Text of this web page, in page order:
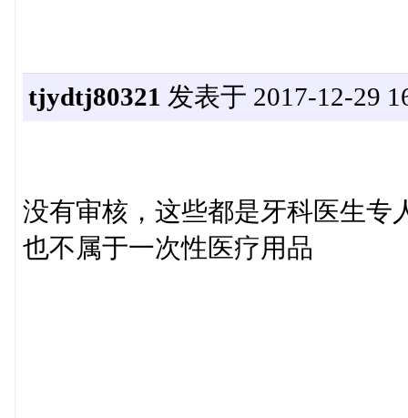
tjydtj80321 发表于 2017-12-29
没有审核，这些都是牙科医生专
也不属于一次性医疗用品